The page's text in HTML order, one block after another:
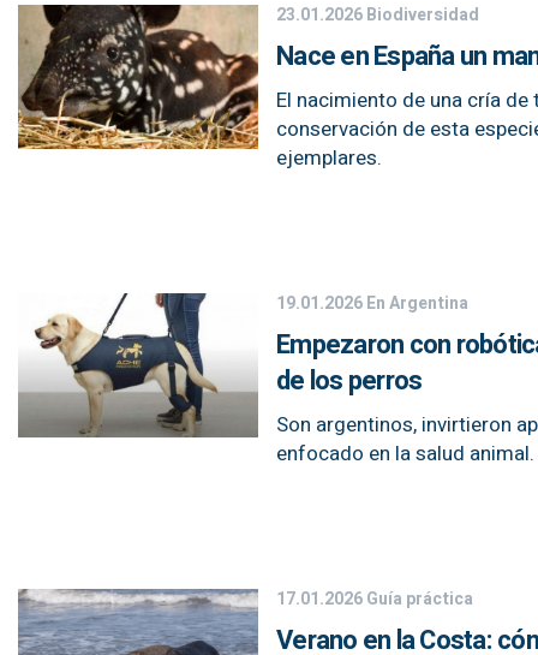
23.01.2026Biodiversidad
Nace en España un
El nacimiento de una cría
conservación de esta
ejemplares.
19.01.2026En Argentina
Empezaron con
de los perros
Son argentinos, invirtieron
enfocado en la salud animal.
17.01.2026Guía práctica
Verano en la Costa: